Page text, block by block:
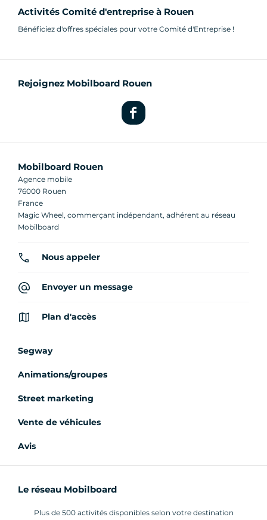
Activités Comité d'entreprise à Rouen
Bénéficiez d'offres spéciales pour votre Comité d'Entreprise !
Rejoignez Mobilboard Rouen
Mobilboard Rouen
Agence mobile
76000 Rouen
France
Magic Wheel, commerçant indépendant, adhérent au réseau
Mobilboard
Nous appeler
Envoyer un message
Plan d'accès
Segway
Animations/groupes
Street marketing
Vente de véhicules
Avis
Le réseau Mobilboard
Plus de 500 activités disponibles selon votre destination